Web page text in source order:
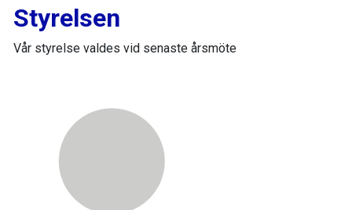
Styrelsen
Vår styrelse valdes vid senaste årsmöte